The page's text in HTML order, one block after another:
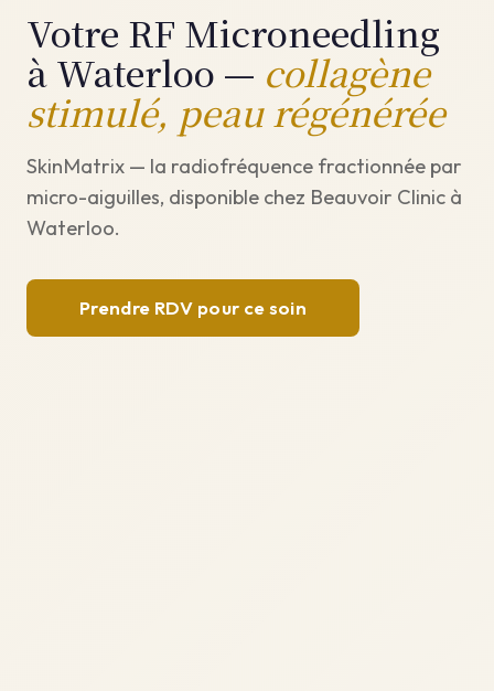
Votre RF Microneedling
à Waterloo — collagène
stimulé, peau régénérée
SkinMatrix — la radiofréquence fractionnée par
micro-aiguilles, disponible chez Beauvoir Clinic à
Waterloo.
Prendre RDV pour ce soin